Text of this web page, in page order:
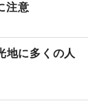
注意
地に多くの人